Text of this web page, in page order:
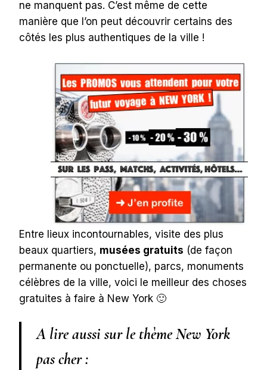
ne manquent pas. C’est même de cette
manière que l’on peut découvrir certains des
côtés les plus authentiques de la ville !
Entre lieux incontournables, visite des plus
beaux quartiers, musées gratuits (de façon
permanente ou ponctuelle), parcs, monuments
célèbres de la ville, voici le meilleur des choses
gratuites à faire à New York 🙂
A lire aussi sur le thème New York
pas cher :